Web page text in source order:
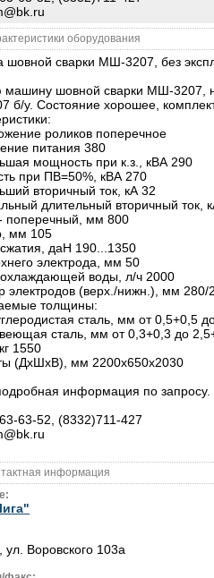
оборудования
сварки МШ-3207, без
шовной сварки МШ-3207,
б/у. Состояние хорошее,
роликов поперечное
питания 380
мощность при к.з., кВА 290
при ПВ=50%, кВА 270
вторичный ток, кА 32
длительный вторичный ток,
поперечный, мм 800
мм 105
даН 190...1350
электрода, мм 50
воды, л/ч 2000
электродов (верх./нижн.), мм 280/
толщины:
сталь, мм от 0,5+0,5
сталь, мм от 0,3+0,3 до
1550
(ДхШхВ), мм 2200х650х2030
информация по запросу.
63-52, (8332)711-427
информация
ул. Воровского 103а